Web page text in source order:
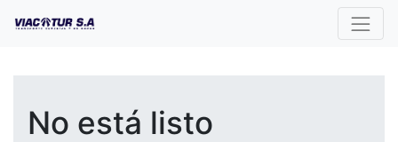
No está listo